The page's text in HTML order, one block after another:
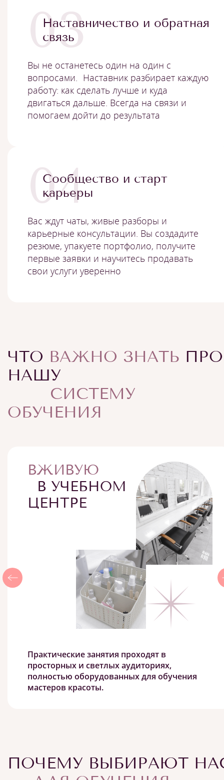
03
Наставничество и обратная
связь
Вы не останетесь один на один с
вопросами. Наставник разбирает каждую
работу: как сделать лучше и куда
двигаться дальше. Всегда на связи и
помогаем дойти до результата
04
Сообщество и старт
карьеры
Вас ждут чаты, живые разборы и
карьерные консультации. Вы создадите
резюме, упакуете портфолио, получите
первые заявки и научитесь продавать
свои услуги уверенно
ЧТО ВАЖНО ЗНАТЬ ПРО
НАШУ
СИСТЕМУ
ОБУЧЕНИЯ
ВЖИВУЮ
В УЧЕБНОМ
ЦЕНТРЕ
одноразовыми расходниками.
Практические занятия проходят в
просторных и светлых аудиториях,
полностью оборудованных для обучения
мастеров красоты.
ПОЧЕМУ ВЫБИРАЮТ